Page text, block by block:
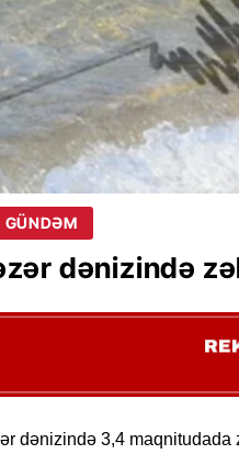
GÜNDƏM
dənizində
dənizində 3,4 maqnitudada